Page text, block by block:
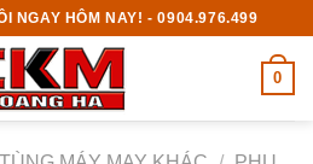
NGAY HÔM NAY! - 0904.976.499
0